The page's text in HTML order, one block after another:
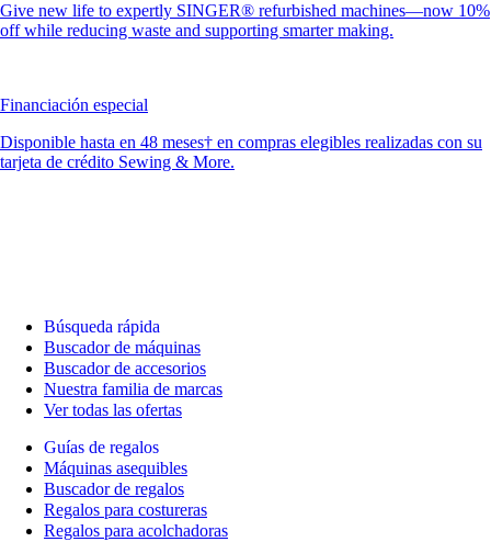
Give new life to expertly SINGER® refurbished machines—now 10%
off while reducing waste and supporting smarter making.
Financiación especial
Disponible hasta en 48 meses† en compras elegibles realizadas con su
tarjeta de crédito Sewing & More.
Búsqueda rápida
Buscador de máquinas
Buscador de accesorios
Nuestra familia de marcas
Ver todas las ofertas
Guías de regalos
Máquinas asequibles
Buscador de regalos
Regalos para costureras
Regalos para acolchadoras